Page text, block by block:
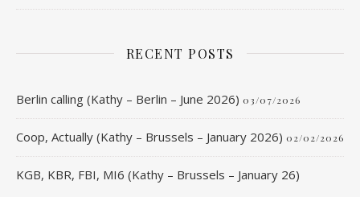
RECENT POSTS
Berlin calling (Kathy – Berlin – June 2026) 03/07/2026
Coop, Actually (Kathy – Brussels – January 2026) 02/02/2026
KGB, KBR, FBI, MI6 (Kathy – Brussels – January 26)